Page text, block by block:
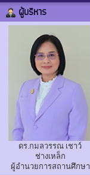
ผู้บริหาร
ดร.กมลวรรณ เชาว์
ช่างเหล็ก
ผู้อำนวยการสถานศึกษา